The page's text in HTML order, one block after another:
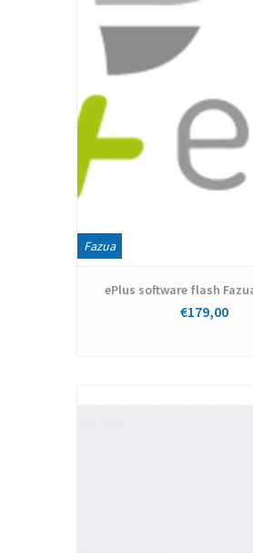
Fazua
ePlus software flash
€179,00